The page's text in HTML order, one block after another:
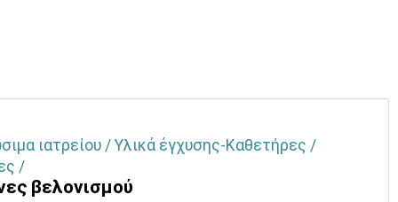
ιατρείου / Υλικά έγχυσης-Καθετήρες /
/
βελονισμού